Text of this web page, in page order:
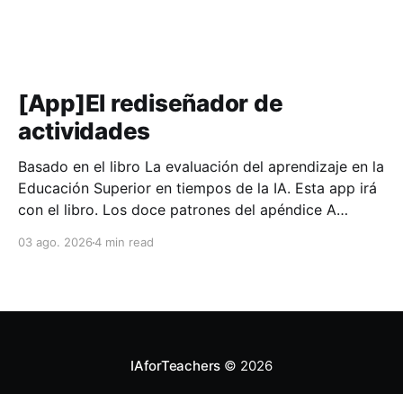
[App]El rediseñador de
actividades
Basado en el libro La evaluación del aprendizaje en la
Educación Superior en tiempos de la IA. Esta app irá
con el libro. Los doce patrones del apéndice A
concreta exige algo más, y ese trabajo suele encallar
03 ago. 20264 min read
IAforTeachers © 2026